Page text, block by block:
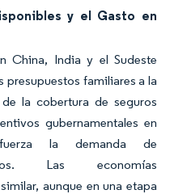
y el Gasto en
China, India y el Sudeste
familiares a la
la cobertura de seguros
gubernamentales en
la demanda de
Las economías
aunque en una etapa